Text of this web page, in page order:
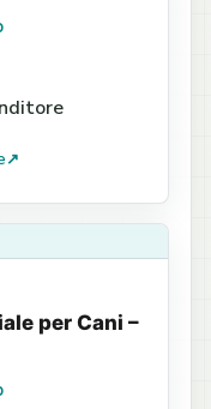
↗
per Cani –